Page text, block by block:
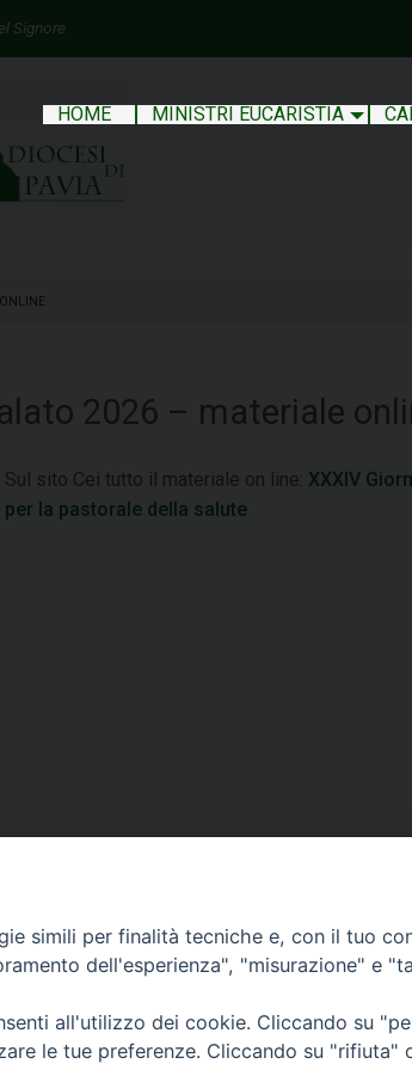
Signore
HOME MINISTRI EUCARISTIA
2026 – materiale
Sul sito Cei tutto il materiale on line: XXXIV
per la pastorale della salute
simili per finalità tecniche e, con il tuo
dell'esperienza", "misurazione" e
all'utilizzo dei cookie. Cliccando su
le tue preferenze. Cliccando su "rifiuta"